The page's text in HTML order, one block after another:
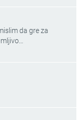
da gre za
novice!
goljufijah